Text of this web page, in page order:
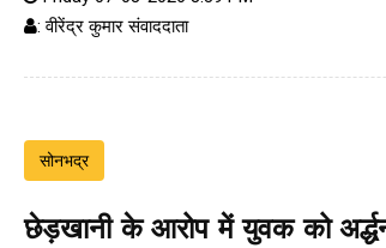
: वीरेंद्र कुमार संवाददाता
सोनभद्र
छेड़खानी के आरोप में युवक को